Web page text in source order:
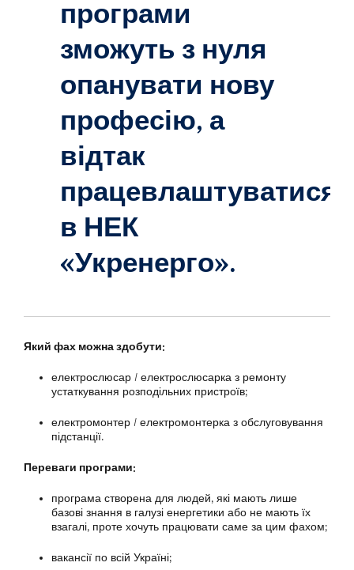
програми
зможуть з нуля
опанувати нову
професію, а
відтак
працевлаштуватися
в НЕК
«Укренерго».
Який фах можна здобути:
електрослюсар / електрослюсарка з ремонту
устаткування розподільних пристроїв;
електромонтер / електромонтерка з обслуговування
підстанції.
Переваги програми:
програма створена для людей, які мають лише
базові знання в галузі енергетики або не мають їх
взагалі, проте хочуть працювати саме за цим фахом;
вакансії по всій Україні;